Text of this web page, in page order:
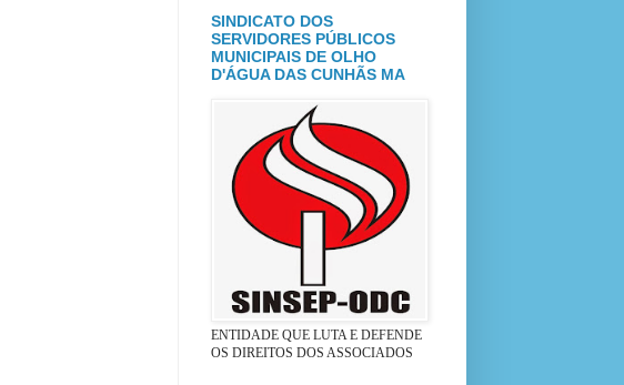
SINDICATO DOS
SERVIDORES PÚBLICOS
MUNICIPAIS DE OLHO
D'ÁGUA DAS CUNHÃS MA
ENTIDADE QUE LUTA E DEFENDE
OS DIREITOS DOS ASSOCIADOS